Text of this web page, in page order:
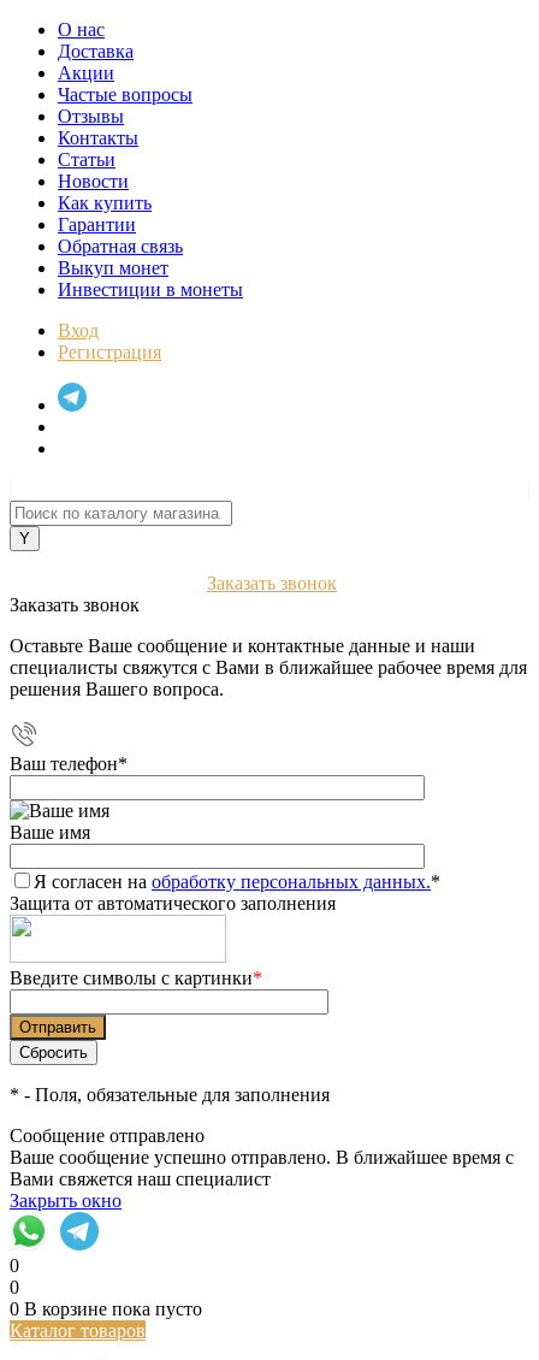
О нас
Доставка
Акции
Частые вопросы
Отзывы
Контакты
Статьи
Новости
Как купить
Гарантии
Обратная связь
Выкуп монет
Инвестиции в монеты
Вход
Регистрация
Заказать звонок
Заказать звонок
Оставьте Ваше сообщение и контактные данные и наши
специалисты свяжутся с Вами в ближайшее рабочее время для
решения Вашего вопроса.
Ваш телефон*
Ваше имя
Я согласен на обработку персональных данных.*
Защита от автоматического заполнения
Введите символы с картинки*
* - Поля, обязательные для заполнения
Сообщение отправлено
Ваше сообщение успешно отправлено. В ближайшее время с
Вами свяжется наш специалист
Закрыть окно
0
0
0 В корзине пока пусто
Каталог товаров